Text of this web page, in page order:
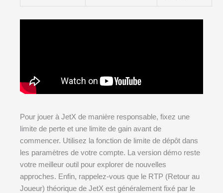
Pour jouer à JetX de manière responsable, fixez une
limite de perte et une limite de gain avant de
commencer. Utilisez la fonction de limite de dépôt dans
les paramètres de votre compte. La version démo reste
votre meilleur outil pour explorer de nouvelles
approches. Enfin, rappelez-vous que le RTP (Retour au
Joueur) théorique de JetX est généralement fixé par le